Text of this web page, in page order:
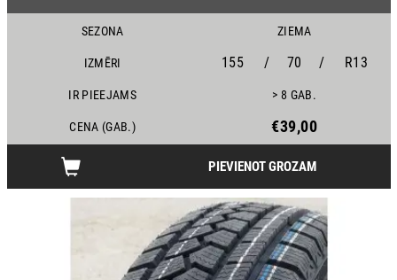
SEZONA ZIEMA
IZMĒRI 155 / 70 / R13
IR PIEEJAMS > 8 GAB.
CENA (GAB.) €39,00
PIEVIENOT GROZAM